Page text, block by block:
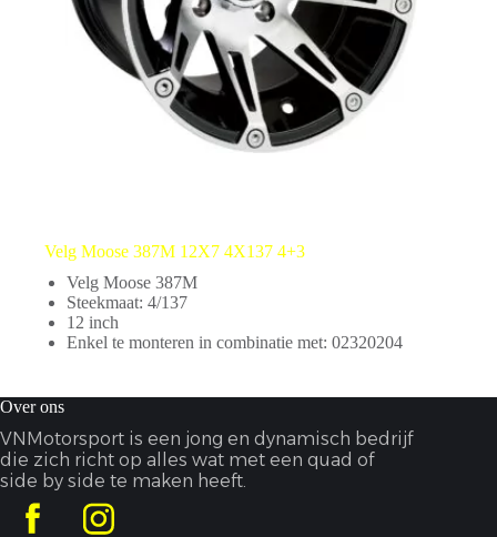
Velg Moose 387M 12X7 4X137 4+3
Velg Moose 387M
Steekmaat: 4/137
12 inch
Enkel te monteren in combinatie met: 02320204
Over ons
VNMotorsport is een jong en dynamisch bedrijf
die zich richt op alles wat met een quad of
side by side te maken heeft.